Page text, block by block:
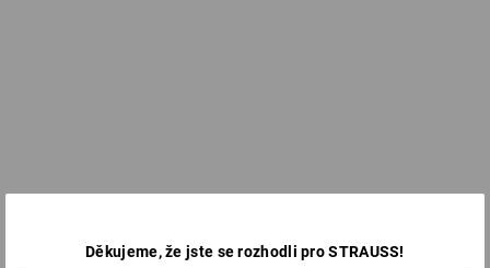
Děkujeme, že jste se rozhodli pro STRAUSS!